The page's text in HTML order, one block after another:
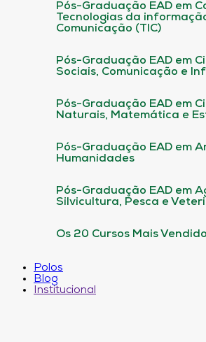
Pós-Graduação EAD em
Tecnologias da
Comunicação (TIC)
Pós-Graduação EAD em
Sociais, Comunicação e
Pós-Graduação EAD em
Naturais, Matemática e
Pós-Graduação EAD em
Humanidades
Pós-Graduação EAD em
Silvicultura, Pesca e
Os 20 Cursos Mais
Polos
Blog
Institucional